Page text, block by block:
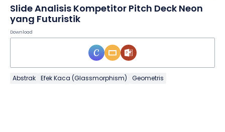
Slide Analisis Kompetitor Pitch Deck Neon
yang Futuristik
Download
Abstrak Efek Kaca (Glassmorphism) Geometris